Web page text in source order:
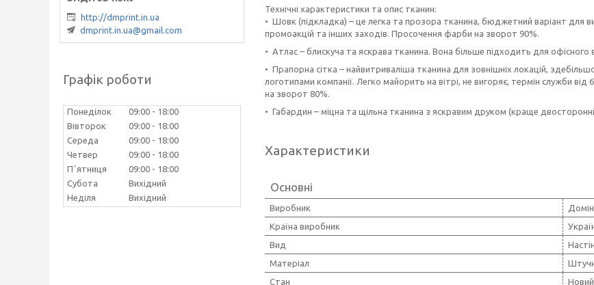
Технічні характеристики та опис тканин:
• Шовк (підкладка) – це легка та прозора тканина, бюджетний варіант для
промоакцій та інших заходів. Просочення фарби на зворот 90%.
• Атлас – блискуча та яскрава тканина. Вона більше підходить для
• Прапорна сітка – найвитриваліша тканина для зовнішніх локацій,
логотипами компанії. Легко майорить на вітрі, не вигоряє, термін служби
на зворот 80%.
• Габардин – міцна та щільна тканина з яскравим друком (краще
Характеристики
Основні
Виробник
Країна виробник
Вид
Матеріал
Стан
Новий
http://dmprint.in.ua
dmprint.in.ua@gmail.com
Графік роботи
Понеділок 09:00
18:00
Вівторок
09:00
18:00
Середа
09:00
18:00
Четвер
09:00
18:00
Пʼятниця
09:00
18:00
Субота
Вихідний
Неділя
Вихідний